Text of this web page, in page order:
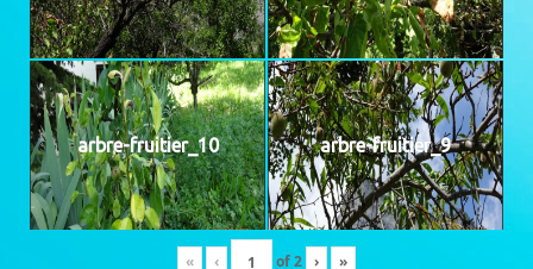
arbre-fruitier_10 arbre-fruitier_9
« ‹ of2 › »